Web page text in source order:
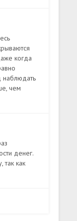
когда
наблюдать
чем
денег.
так как